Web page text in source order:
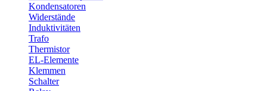
Kondensatoren
Widerstände
Induktivitäten
Trafo
Thermistor
EL-Elemente
Klemmen
Schalter